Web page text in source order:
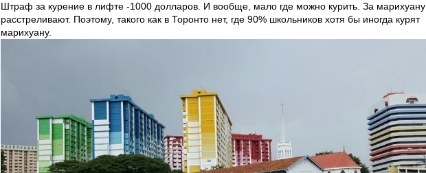
Штраф за курение в лифте -1000 долларов. И вообще, мало где можно курить. За марихуану
расстреливают. Поэтому, такого как в Торонто нет, где 90% школьников хотя бы иногда курят
марихуану.